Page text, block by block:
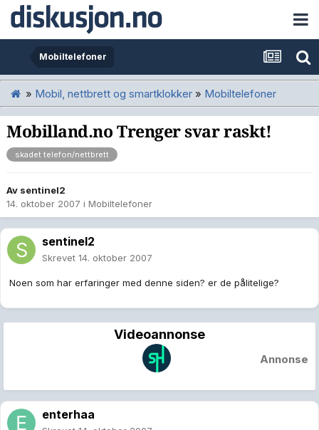
Mobiltelefoner
» Mobil, nettbrett og smartklokker » Mobiltelefoner
Mobilland.no Trenger svar raskt!
skadet telefon/nettbrett
Av sentinel2
14. oktober 2007 i Mobiltelefoner
sentinel2
Skrevet 14. oktober 2007
Noen som har erfaringer med denne siden? er de pålitelige?
Videoannonse
Annonse
enterhaa